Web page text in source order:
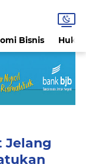
Bisnis
Jelang